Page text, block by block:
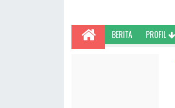
BERITA PROFIL